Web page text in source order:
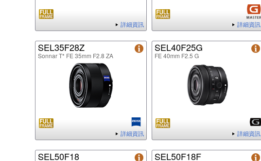
詳細資訊 詳細資訊
SEL35F28Z
Sonnar T* FE 35mm F2.8 ZA
詳細資訊
SEL40F25G
FE 40mm F2.5 G
詳細資訊
SEL50F18 SEL50F18F